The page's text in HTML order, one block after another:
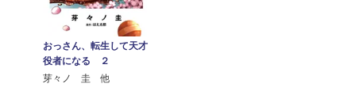
おっさん、転生して天才
役者になる ２
芽々ノ 圭 他